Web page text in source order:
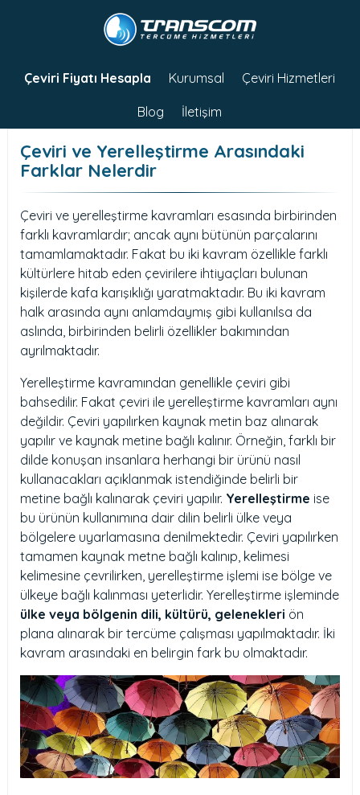
Çeviri Fiyatı Hesapla Kurumsal Çeviri Hizmetleri
Blog İletişim
Çeviri ve Yerelleştirme Arasındaki
Farklar Nelerdir
Çeviri ve yerelleştirme kavramları esasında birbirinden
farklı kavramlardır; ancak aynı bütünün parçalarını
tamamlamaktadır. Fakat bu iki kavram özellikle farklı
kültürlere hitab eden çevirilere ihtiyaçları bulunan
kişilerde kafa karışıklığı yaratmaktadır. Bu iki kavram
halk arasında aynı anlamdaymış gibi kullanılsa da
aslında, birbirinden belirli özellikler bakımından
ayrılmaktadır.
Yerelleştirme kavramından genellikle çeviri gibi
bahsedilir. Fakat çeviri ile yerelleştirme kavramları aynı
değildir. Çeviri yapılırken kaynak metin baz alınarak
yapılır ve kaynak metine bağlı kalınır. Örneğin, farklı bir
dilde konuşan insanlara herhangi bir ürünü nasıl
kullanacakları açıklanmak istendiğinde belirli bir
metine bağlı kalınarak çeviri yapılır. Yerelleştirme ise
bu ürünün kullanımına dair dilin belirli ülke veya
bölgelere uyarlamasına denilmektedir. Çeviri yapılırken
tamamen kaynak metne bağlı kalınıp, kelimesi
kelimesine çevrilirken, yerelleştirme işlemi ise bölge ve
ülkeye bağlı kalınması yeterlidir. Yerelleştirme işleminde
ülke veya bölgenin dili, kültürü, gelenekleri ön
plana alınarak bir tercüme çalışması yapılmaktadır. İki
kavram arasındaki en belirgin fark bu olmaktadır.